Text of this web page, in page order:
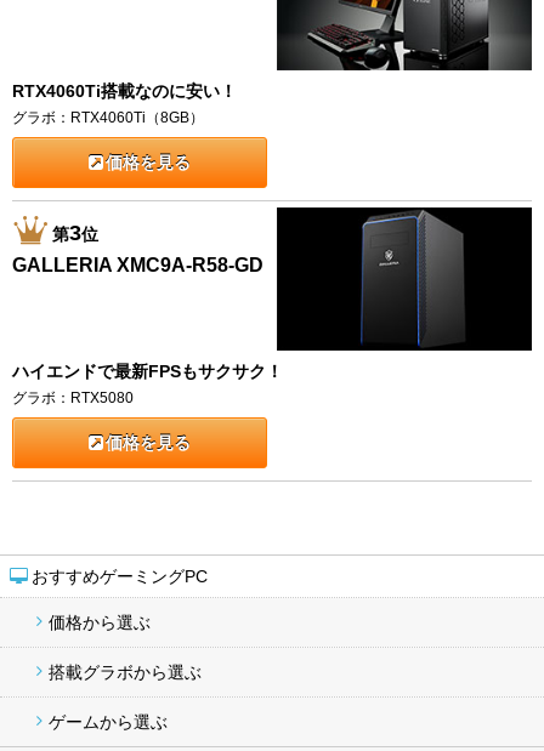
おすすめゲーミングPC
価格から選ぶ
搭載グラボから選ぶ
ゲームから選ぶ
RTX4060Ti搭載なのに安い！
グラボ：RTX4060Ti（8GB）
価格を見る
第3位
GALLERIA XMC9A-R58-GD
ハイエンドで最新FPSもサクサク！
グラボ：RTX5080
価格を見る